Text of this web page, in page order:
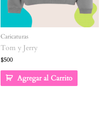
Caricaturas
Tom y Jerry
$500
Agregar al Carrito